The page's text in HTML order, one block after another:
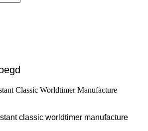
classic worldtimer manufacture